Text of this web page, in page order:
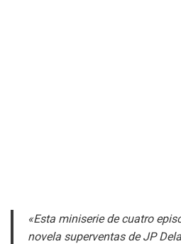
«Esta miniserie de cuatro
novela superventas de JP